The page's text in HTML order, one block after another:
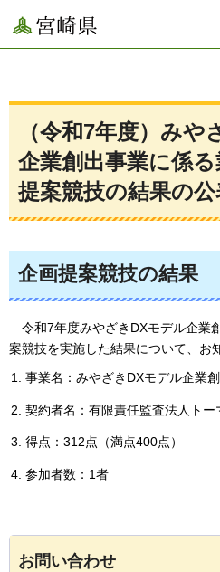
宮崎県
（令和7年度）みや
企業創出事業に係
提案競技の結果の
企画提案競技の結果
令和7年度みやざきDXモデル企業
案競技を実施した結果について、お
事業名：みやざきDXモデル企業
契約者名：有限責任監査法人トー
得点：312点（満点400点）
参加者数：1者
お問い合わせ